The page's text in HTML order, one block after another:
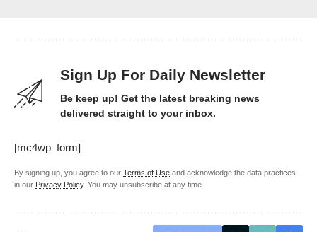
Sign Up For Daily Newsletter
Be keep up! Get the latest breaking news
delivered straight to your inbox.
[mc4wp_form]
By signing up, you agree to our Terms of Use and acknowledge the data practices
in our Privacy Policy. You may unsubscribe at any time.